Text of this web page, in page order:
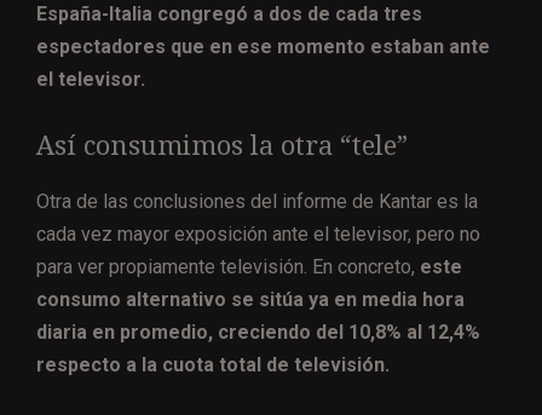
España-Italia congregó a dos de cada tres
espectadores que en ese momento estaban ante
el televisor.
Así consumimos la otra “tele”
Otra de las conclusiones del informe de Kantar es la
cada vez mayor exposición ante el televisor, pero no
para ver propiamente televisión. En concreto, este
consumo alternativo se sitúa ya en media hora
diaria en promedio, creciendo del 10,8% al 12,4%
respecto a la cuota total de televisión.